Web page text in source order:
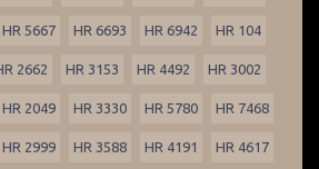
HR 5667 HR 6693 HR 6942 HR 104
2662 HR 3153 HR 4492 HR 3002
HR 2049 HR 3330 HR 5780 HR 7468
HR 2999 HR 3588 HR 4191 HR 4617